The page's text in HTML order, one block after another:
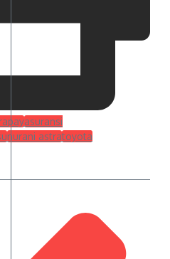
asuransi
nurani astratoyota